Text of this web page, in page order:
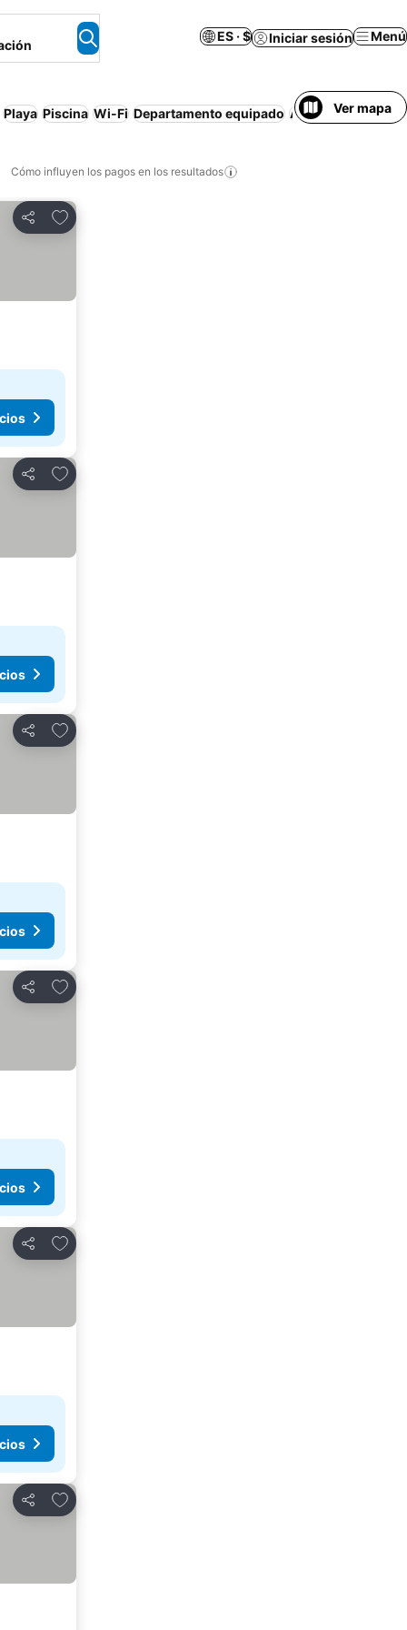
ES · $ Iniciar sesión Menú
Playa Piscina Wi-Fi Departamento equipado Aire Ver mapa
Cómo influyen los pagos en los resultados
Compartir
Añadir a favoritos
Compartir
Añadir a favoritos
Compartir
Añadir a favoritos
Compartir
Añadir a favoritos
Compartir
Añadir a favoritos
Compartir
Añadir a favoritos